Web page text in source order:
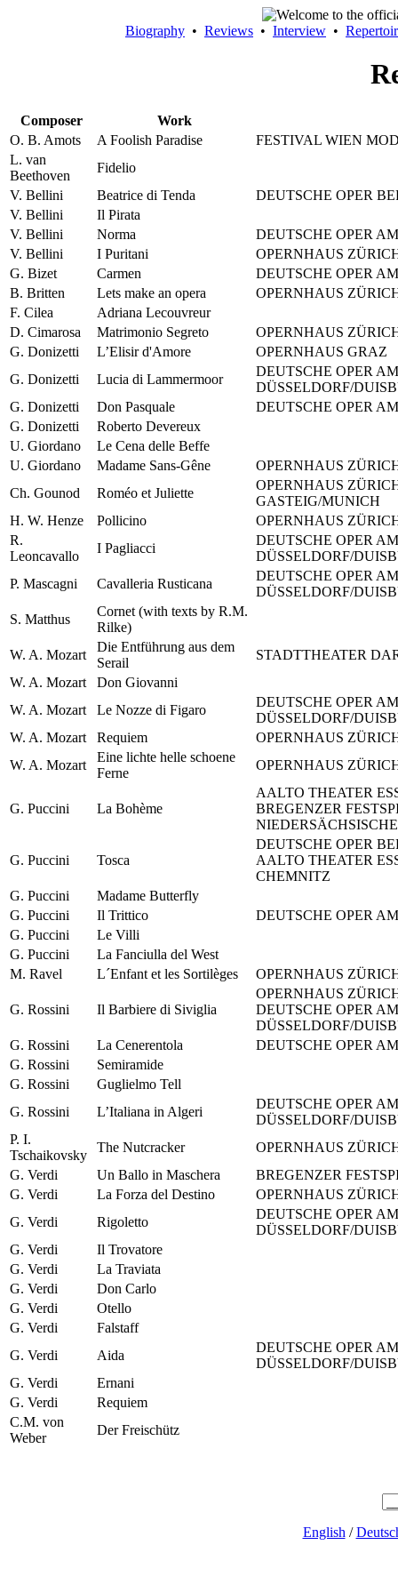
Biography • Reviews • Interview •
Composer
Work
O. B. Amots
A Foolish Paradise
FESTIVAL WIEN
L. van
Beethoven
Fidelio
V. Bellini
Beatrice di Tenda
DEUTSCHE OPER
V. Bellini
Il Pirata
V. Bellini
Norma
DEUTSCHE OPER
V. Bellini
I Puritani
OPERNHAUS
G. Bizet
Carmen
DEUTSCHE OPER
B. Britten
Lets make an opera
OPERNHAUS
F. Cilea
Adriana Lecouvreur
D. Cimarosa
Matrimonio Segreto
OPERNHAUS
G. Donizetti
L’Elisir d'Amore
OPERNHAUS GRAZ
G. Donizetti
Lucia di Lammermoor
DEUTSCHE OPER
DÜSSELDORF/
G. Donizetti
Don Pasquale
DEUTSCHE OPER
G. Donizetti
Roberto Devereux
U. Giordano
Le Cena delle Beffe
U. Giordano
Madame Sans-Gêne
OPERNHAUS
Ch. Gounod
Roméo et Juliette
OPERNHAUS
GASTEIG/MUNICH
H. W. Henze
Pollicino
OPERNHAUS
R.
Leoncavallo
I Pagliacci
DEUTSCHE OPER
DÜSSELDORF/
P. Mascagni
Cavalleria Rusticana
DEUTSCHE OPER
DÜSSELDORF/
S. Matthus
Cornet (with texts by R.M.
Rilke)
W. A. Mozart
Die Entführung aus dem
Serail
STADTTHEATER
W. A. Mozart
Don Giovanni
W. A. Mozart
Le Nozze di Figaro
DEUTSCHE OPER
DÜSSELDORF/
W. A. Mozart
Requiem
OPERNHAUS
W. A. Mozart
Eine lichte helle schoene
Ferne
OPERNHAUS
G. Puccini La Bohème
AALTO THEATER
BREGENZER
G. Puccini Tosca
DEUTSCHE OPER
AALTO THEATER
CHEMNITZ
G. Puccini
Madame Butterfly
G. Puccini
Il Trittico
DEUTSCHE OPER
G. Puccini
Le Villi
G. Puccini
La Fanciulla del West
M. Ravel
L´Enfant et les Sortilèges OPERNHAUS
G. Rossini Il Barbiere di Siviglia
OPERNHAUS
DEUTSCHE OPER
DÜSSELDORF/
G. Rossini
La Cenerentola
DEUTSCHE OPER
G. Rossini
Semiramide
G. Rossini
Guglielmo Tell
G. Rossini
L’Italiana in Algeri
DEUTSCHE OPER
DÜSSELDORF/
P. I.
Tschaikovsky
The Nutcracker
OPERNHAUS
G. Verdi
Un Ballo in Maschera
BREGENZER
G. Verdi
La Forza del Destino
OPERNHAUS
G. Verdi
Rigoletto
DEUTSCHE OPER
DÜSSELDORF/
G. Verdi
Il Trovatore
G. Verdi
La Traviata
G. Verdi
Don Carlo
G. Verdi
Otello
G. Verdi
Falstaff
G. Verdi
Aida
DEUTSCHE OPER
DÜSSELDORF/
G. Verdi
Ernani
G. Verdi
Requiem
C.M. von
Weber
Der Freischütz
English /